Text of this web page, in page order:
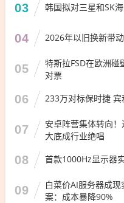
03 韩国拟对三星和SK
04 2026年以旧换新带
05
特斯拉FSD在欧洲
对票
06 233万对标保时捷
07
安卓阵营集体转向
大底成行业绝唱
08 首款1000Hz显示器
09
白菜价AI服务器成
案：成本暴降90%